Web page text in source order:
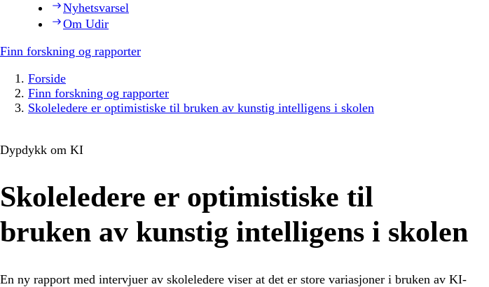
Nyhetsvarsel
Om Udir
Finn forskning og rapporter
Forside
Finn forskning og rapporter
Skoleledere er optimistiske til bruken av kunstig intelligens i skolen
Dypdykk om KI
Skoleledere er optimistiske til
bruken av kunstig intelligens i skolen
En ny rapport med intervjuer av skoleledere viser at det er store variasjoner i bruken av KI-